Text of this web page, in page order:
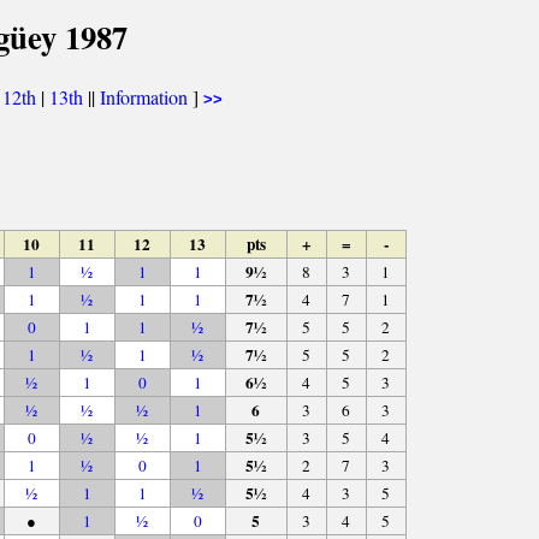
1987
12th | 13th ||Information ] >>
10 11 12 13 pts + = -
1 ½ 1 1 9½ 8 3
1
1 ½ 1 1 7½ 4 7
1
0 1 1 ½ 7½ 5 5
2
1 ½ 1 ½ 7½ 5 5
2
½ 1 0 1 6½ 4 5
3
½ ½ ½ 1 6 3 6
3
0 ½ ½ 1 5½ 3 5
4
1 ½ 0 1 5½ 2 7
3
½ 1 1 ½ 5½ 4 3
5
● 1 ½ 0 5 3 4
5